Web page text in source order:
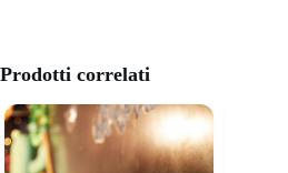
Prodotti correlati